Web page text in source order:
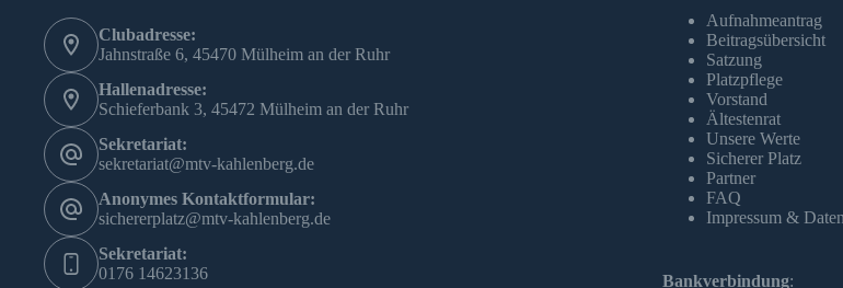
Clubadresse:
Jahnstraße 6, 45470 Mülheim an der Ruhr
Hallenadresse:
Schieferbank 3, 45472 Mülheim an der Ruhr
Sekretariat:
sekretariat@mtv-kahlenberg.de
Anonymes Kontaktformular:
sichererplatz@mtv-kahlenberg.de
Sekretariat:
0176 14623136
Aufnahmeantrag
Beitragsübersicht
Satzung
Platzpflege
Vorstand
Ältestenrat
Unsere Werte
Sicherer Platz
Partner
FAQ
Impressum &
Bankverbindung: